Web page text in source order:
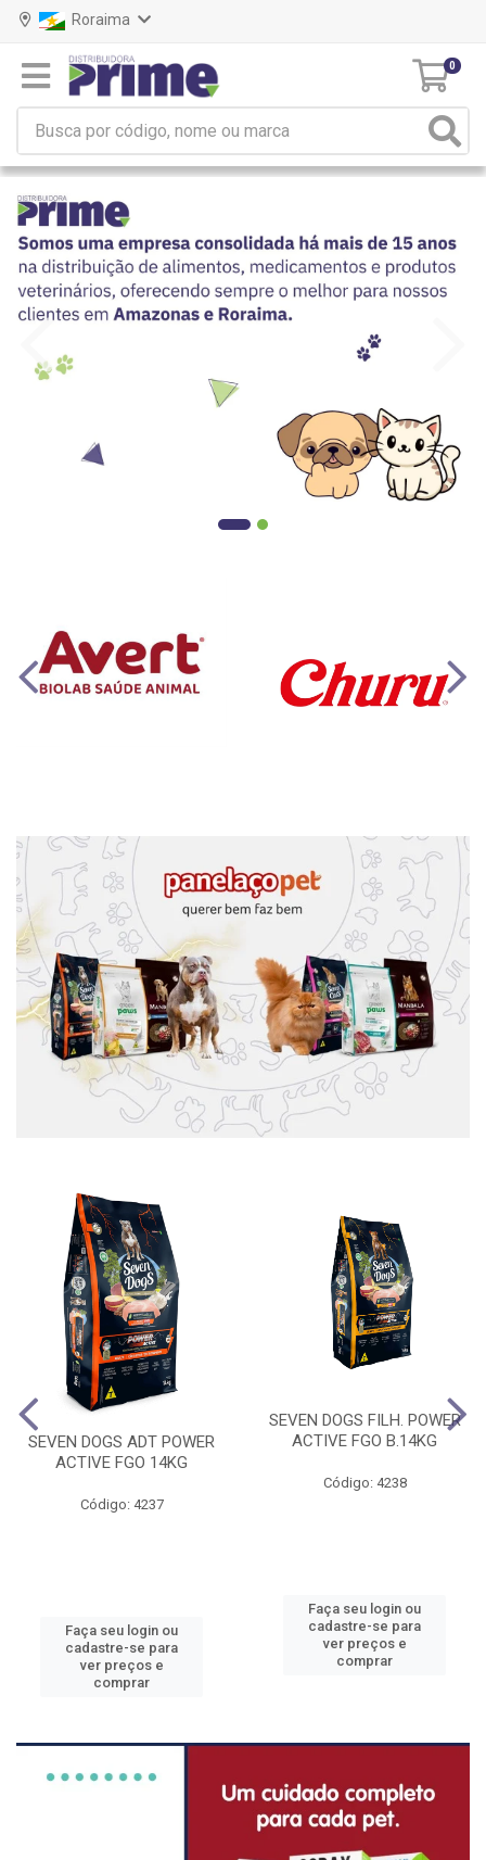
Roraima
0
SEVEN DOGS ADT POWER
ACTIVE FGO 14KG
Código: 4237
Faça seu login ou
cadastre-se para
ver preços e
comprar
SEVEN DOGS FILH. POWER
ACTIVE FGO B.14KG
Código: 4238
Faça seu login ou
cadastre-se para
ver preços e
comprar